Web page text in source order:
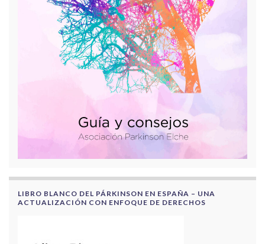
LIBRO BLANCO DEL PÁRKINSON EN ESPAÑA – UNA
ACTUALIZACIÓN CON ENFOQUE DE DERECHOS